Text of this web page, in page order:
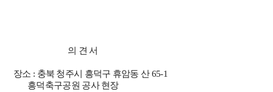
의 견 서
장소 : 충북 청주시 흥덕구 휴암동 산65-1
흥덕축구공원 공사 현장